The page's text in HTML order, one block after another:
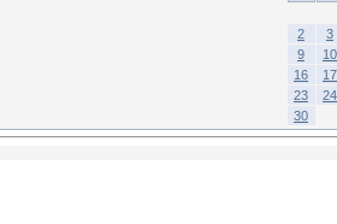
2
3
9
10
16
17
23
24
30